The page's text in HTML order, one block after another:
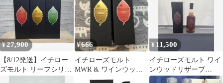
¥27,900
【8/12発送】イチロー
ズモルト リーフシリー
¥666
イチローズモルト
MWR & ワインウッド
リザーブ 空箱
¥ 11,500
イチローズモルト ワイ
ンウッドリザーブ
WWR